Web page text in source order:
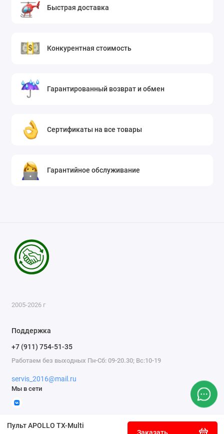
Пульт APOLLO TX-Multi
Заказать
Быстрая доставка
Конкурентная стоимость
Гарантированный возврат и обмен
Сертификаты на все товары
Гарантийное обслуживание
2005-2026 г
Поддержка
+7 (911) 754-51-35
Работаем без выходных Пн-Сб: 09-20.30; Вс:10-19
servis_2016@mail.ru
Мы в сети